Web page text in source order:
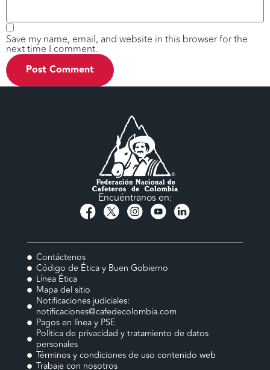
Save my name, email, and website in this browser for the
next time I comment.
Encuéntranos en:
Contáctenos
Código de Ética y Buen Gobierno
Línea Ética
Mapa del sitio
Notificaciones judiciales:
notificaciones@cafedecolombia.com
Pagos en línea y PSE
Política de privacidad y tratamiento de datos
personales
Términos y condiciones de uso contenido web
Trabaje con nosotros